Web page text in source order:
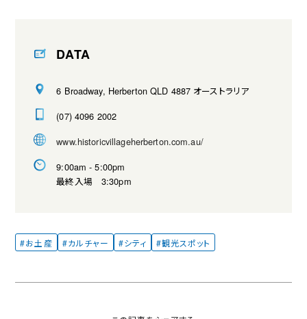
DATA
6 Broadway, Herberton QLD 4887 オーストラリア
(07) 4096 2002
www.historicvillageherberton.com.au/
9:00am - 5:00pm
最終入場 3:30pm
#お土産 #カルチャー #シティ #観光スポット